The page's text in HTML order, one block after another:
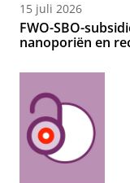
15 juli 2026
FWO-SBO-
nanoporiën en